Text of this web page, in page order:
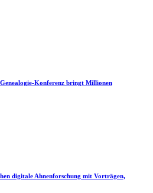
Konferenz bringt Millionen
digitale Ahnenforschung mit Vorträgen,